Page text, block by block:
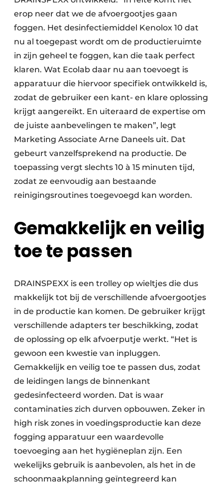
erop neer dat we de afvoergootjes gaan
foggen. Het desinfectiemiddel Kenolox 10 dat
nu al toegepast wordt om de productieruimte
in zijn geheel te foggen, kan die taak perfect
klaren. Wat Ecolab daar nu aan toevoegt is
apparatuur die hiervoor specifiek ontwikkeld is,
zodat de gebruiker een kant- en klare oplossing
krijgt aangereikt. En uiteraard de expertise om
de juiste aanbevelingen te maken”, legt
Marketing Associate Arne Daneels uit. Dat
gebeurt vanzelfsprekend na productie. De
toepassing vergt slechts 10 à 15 minuten tijd,
zodat ze eenvoudig aan bestaande
reinigingsroutines toegevoegd kan worden.
Gemakkelijk en veilig
toe te passen
DRAINSPEXX is een trolley op wieltjes die dus
makkelijk tot bij de verschillende afvoergootjes
in de productie kan komen. De gebruiker krijgt
verschillende adapters ter beschikking, zodat
de oplossing op elk afvoerputje werkt. “Het is
gewoon een kwestie van inpluggen.
Gemakkelijk en veilig toe te passen dus, zodat
de leidingen langs de binnenkant
gedesinfecteerd worden. Dat is waar
contaminaties zich durven opbouwen. Zeker in
high risk zones in voedingsproductie kan deze
fogging apparatuur een waardevolle
toevoeging aan het hygiëneplan zijn. Een
wekelijks gebruik is aanbevolen, als het in de
schoonmaakplanning geïntegreerd kan